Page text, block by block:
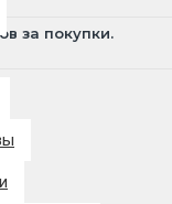
за покупки.